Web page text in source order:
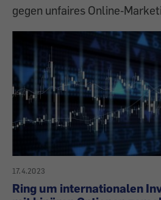
gegen unfaires
17.4.2023
Ring um internationalen